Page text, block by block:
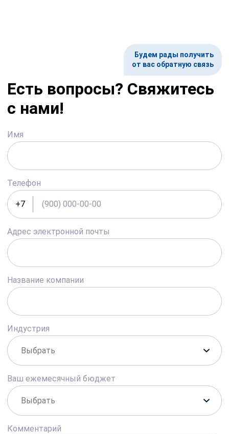
Будем рады получить
от вас обратную связь
Есть вопросы? Свяжитесь
с нами!
Имя
Телефон
+7
Адрес электронной почты
Название компании
Индустрия
Ваш ежемесячный бюджет
Комментарий